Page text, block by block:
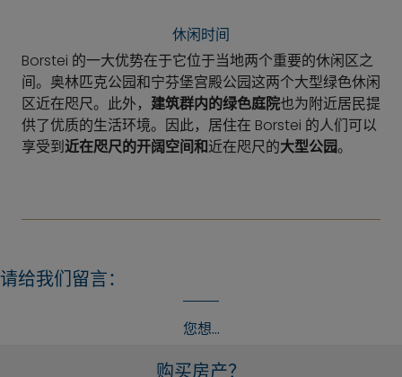
休闲时间
Borstei 的一大优势在于它位于当地两个重要的休闲区之
间。奥林匹克公园和宁芬堡宫殿公园这两个大型绿色休闲
区近在咫尺。此外， 建筑群内的绿色庭院也为附近居民提
供了优质的生活环境。因此，居住在 Borstei 的人们可以
享受到近在咫尺的开阔空间和近在咫尺的大型公园。
请给我们留言：
您想...
购买房产？